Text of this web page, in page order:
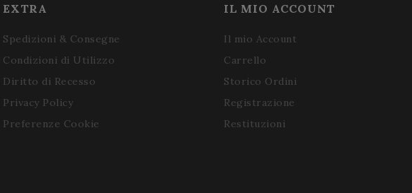
EXTRA
Spedizioni & Consegne
Condizioni di Utilizzo
Diritto di Recesso
Privacy Policy
Preferenze Cookie
IL MIO ACCOUNT
Il mio Account
Carrello
Storico Ordini
Registrazione
Restituzioni